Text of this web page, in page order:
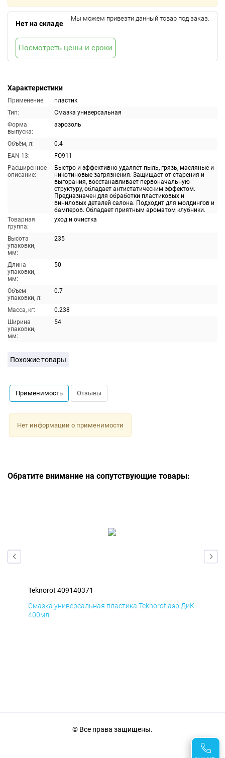
Характеристики
Применение:
пластик
Тип:
Смазка универсальная
Форма
выпуска:
аэрозоль
Объём, л:
0.4
EAN-13:
FO911
Расширенное
описание:
Быстро и эффективно удаляет пыль, грязь, масляные и
никотиновые загрязнения. Защищает от старения и
выгорания, восстанавливает первоначальную
структуру, обладает антистатическим эффектом.
Предназначен для обработки пластиковых и
виниловых деталей салона. Подходит для молдингов и
бамперов. Обладает приятным ароматом клубники.
Товарная
группа:
уход и очистка
Высота
упаковки,
мм:
235
Длина
упаковки,
мм:
50
Объем
упаковки, л:
0.7
Масса, кг:
0.238
Ширина
упаковки,
мм:
54
Нет на складе
Мы можем привезти данный товар под заказ.
Посмотреть цены и сроки
Похожие товары
Применимость Отзывы
Нет информации о применимости
Обратите внимание на сопутствующие товары:
Teknorot 409140371
Смазка универсальная пластика Teknorot аэр ДиК
400мл
© Все права защищены.